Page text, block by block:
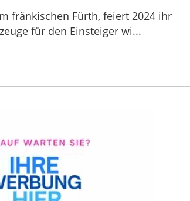
fränkischen Fürth, feiert 2024 ihr
für den Einsteiger wi...